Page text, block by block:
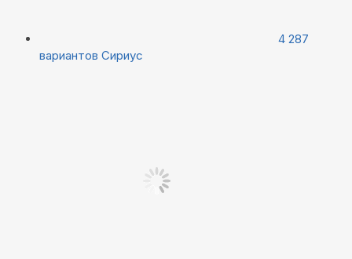
4 287
вариантов Сириус